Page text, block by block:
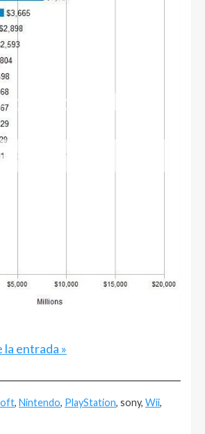
la entrada »
, Nintendo, PlayStation, sony, Wii,